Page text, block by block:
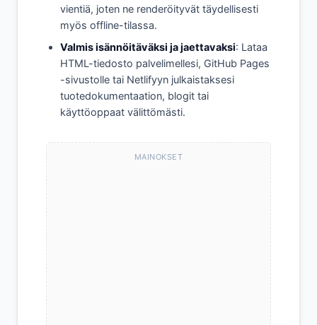
vientiä, joten ne renderöityvät täydellisesti
myös offline-tilassa.
Valmis isännöitäväksi ja jaettavaksi: Lataa
HTML-tiedosto palvelimellesi, GitHub Pages
-sivustolle tai Netlifyyn julkaistaksesi
tuotedokumentaation, blogit tai
käyttöoppaat välittömästi.
MAINOKSET